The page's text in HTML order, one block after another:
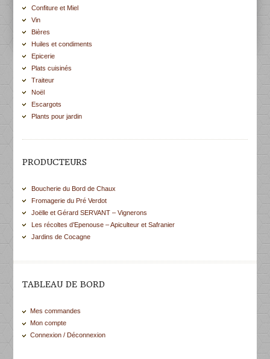
Confiture et Miel
Vin
Bières
Huiles et condiments
Epicerie
Plats cuisinés
Traiteur
Noël
Escargots
Plants pour jardin
PRODUCTEURS
Boucherie du Bord de Chaux
Fromagerie du Pré Verdot
Joëlle et Gérard SERVANT – Vignerons
Les récoltes d’Epenouse – Apiculteur et Safranier
Jardins de Cocagne
TABLEAU DE BORD
Mes commandes
Mon compte
Connexion / Déconnexion